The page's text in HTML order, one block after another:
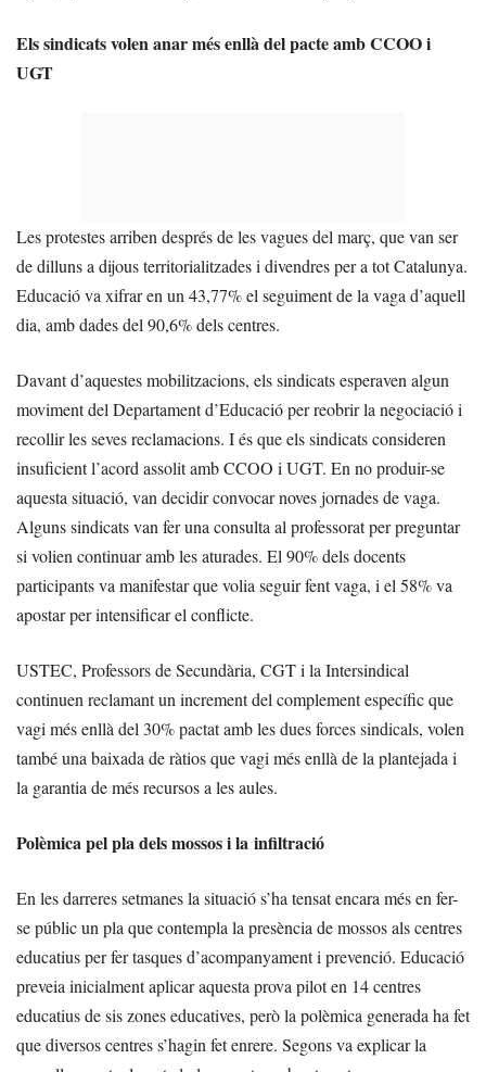
Els sindicats volen anar més enllà del pacte amb CCOO i
UGT
Les protestes arriben després de les vagues del març, que van ser
de dilluns a dijous territorialitzades i divendres per a tot Catalunya.
Educació va xifrar en un 43,77% el seguiment de la vaga d’aquell
dia, amb dades del 90,6% dels centres.
Davant d’aquestes mobilitzacions, els sindicats esperaven algun
moviment del Departament d’Educació per reobrir la negociació i
recollir les seves reclamacions. I és que els sindicats consideren
insuficient l’acord assolit amb CCOO i UGT. En no produir-se
aquesta situació, van decidir convocar noves jornades de vaga.
Alguns sindicats van fer una consulta al professorat per preguntar
si volien continuar amb les aturades. El 90% dels docents
participants va manifestar que volia seguir fent vaga, i el 58% va
apostar per intensificar el conflicte.
USTEC, Professors de Secundària, CGT i la Intersindical
continuen reclamant un increment del complement específic que
vagi més enllà del 30% pactat amb les dues forces sindicals, volen
també una baixada de ràtios que vagi més enllà de la plantejada i
la garantia de més recursos a les aules.
Polèmica pel pla dels mossos i la infiltració
En les darreres setmanes la situació s’ha tensat encara més en fer-
se públic un pla que contempla la presència de mossos als centres
educatius per fer tasques d’acompanyament i prevenció. Educació
preveia inicialment aplicar aquesta prova pilot en 14 centres
educatius de sis zones educatives, però la polèmica generada ha fet
que diversos centres s’hagin fet enrere. Segons va explicar la